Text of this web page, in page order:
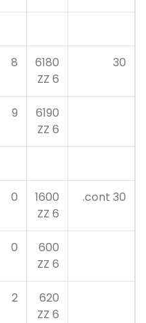
30
6180
6 ZZ
8
6190
6 ZZ
9
30 cont.
1600
6 ZZ
0
600
6 ZZ
0
620
6 ZZ
2